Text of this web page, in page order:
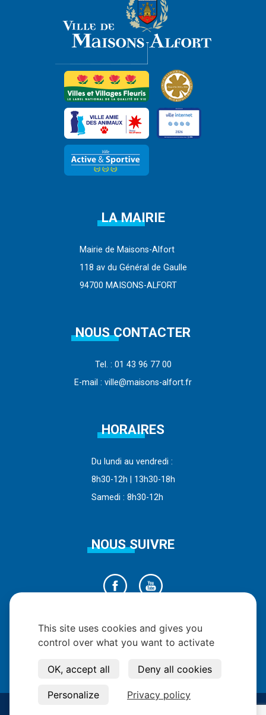
LA MAIRIE
Mairie de Maisons-Alfort
118 av du Général de Gaulle
94700 MAISONS-ALFORT
NOUS CONTACTER
Tel. : 01 43 96 77 00
E-mail : ville@maisons-alfort.fr
HORAIRES
Du lundi au vendredi :
8h30-12h | 13h30-18h
Samedi : 8h30-12h
NOUS SUIVRE
This site uses cookies and gives you
control over what you want to activate
OK, accept all Deny all cookies
Personalize Privacy policy